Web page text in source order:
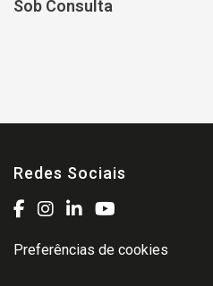
Sob Consulta
Redes Sociais
Preferências de cookies